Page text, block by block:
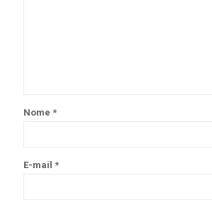
Nome *
E-mail *